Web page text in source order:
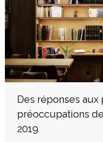
Des réponses aux
préoccupations
2019